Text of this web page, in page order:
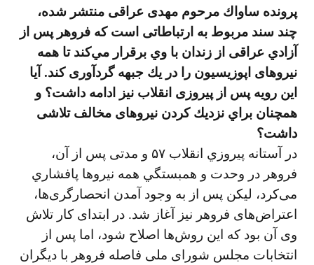
پرونده ساواك مرحوم مهدی عراقی منتشر شده،
چند سند مربوط به ارتباطاتی است كه فروهر پس از
آزادي عراقی از زندان با وي برقرار مي‌كند تا همه
نيروهای اپوزيسيون را در يك جبهه گردآوری كند. آيا
اين رويه پس از پيروزی انقلاب نيز ادامه داشت؟ و
همچنان براي نزديك كردن نيروهای مخالف تلاشی
داشت؟
در آستانه پيروزي انقلاب ۵۷ و مدتی پس از آن،
فروهر در وحدت و همبستگي همه نيروها پافشاري
می‌كرد، ليكن پس از به وجود آمدن انحصارگری‌ها،
اعتراض‌های فروهر نيز آغاز شد. در ابتدای كار تلاش
وی آن بود كه اين روش‌ها اصلاح شود، اما پس از
انتخابات مجلس شورای ملی فاصله فروهر با ديگران